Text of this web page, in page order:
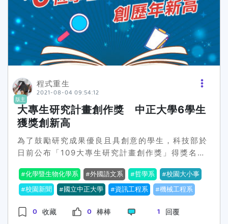
主軸，推動「校內外實習」制度，連結餐旅業、食
品業界職場實習場域，培養學生無縫接軌的實務戰
鬥力，畢業學生為業界競相任用。系上致力於串聯
國內外實習場域，提供系內國內學生與新南向國際
學生，更多的職場實務鏈結學習經驗，提升專業實
求。梨山賓館於民國48年（1959年）受已故總統
蔣中正之命開始興建，民國54年（1965年）落
成，是臺灣最高的宮殿旅館，地處梨山地區的中心
位置，為當地最早興建的旅館，也是早年蔣公巡視
臺灣時居住與接待國外賓客的主要行館之一，其古
色古香的外觀已成為中橫標誌性建築，吸引許多國
內外旅客競相落腳休憩，已成為近年來觀光旅遊指
標景點之一。吳鳳科大蔡宏榮校長指出:此次學界和
業界的相互交流，有助於雙方建立人才培訓合作關
係，帶動實質的互動交流。雙方積極推動產學合
入更多新血輪與新活力。餐旅管理系(所)蕭烟淨主
版主
程式重生
2021-08-04 09:54:12
大專生研究計畫創作獎 中正大學6學生
獲獎創新高
為了鼓勵研究成果優良且具創意的學生，科技部於
日前公布「109大專生研究計畫創作獎」得獎名
楊宗燁、機械工程系賴重叡、資訊工程系張恭豪、
張米米、化學暨生物化學系簡健閔、外國語文系黎
科技部鼓勵大學生執行研究計畫，藉此及早接受研
化學暨生物化學系 外國語文系 哲學系
校園大小事
校園新聞
國立中正大學 資訊工程系 機械工程系
0 收藏 0 棒棒 1 回覆